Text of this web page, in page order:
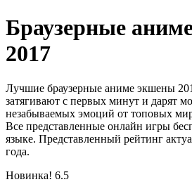
Браузерные
2017
Лучшие браузерные аниме экшены
затягивают с первых минут и дарят
незабываемых эмоций от топовых
Все представленные онлайн игры
языке. Представленный рейтинг
года.
Новинка! 6.5